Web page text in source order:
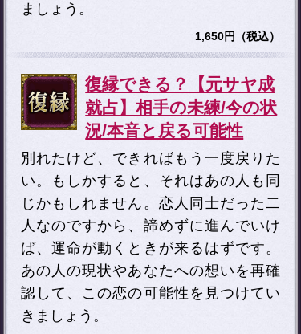
ましょう。
1,650円（税込）
復縁できる？【元サヤ成
就占】相手の未練/今の状
況/本音と戻る可能性
別れたけど、できればもう一度戻りた
い。もしかすると、それはあの人も同
じかもしれません。恋人同士だった二
人なのですから、諦めずに進んでいけ
ば、運命が動くときが来るはずです。
あの人の現状やあなたへの想いを再確
認して、この恋の可能性を見つけてい
きましょう。